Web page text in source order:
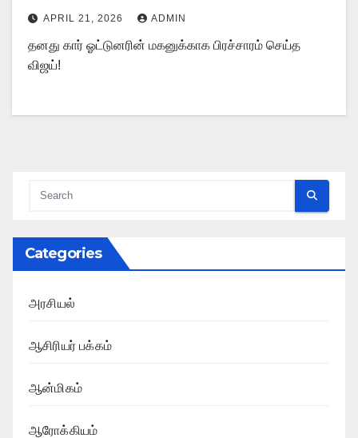
APRIL 21, 2026 ADMIN
தனது கார் ஓட்டுனரின் மகனுக்காக பிரச்சாரம் செய்த
விஜய்!
Categories
அரசியல்
ஆசிரியர் பக்கம்
ஆன்மிகம்
ஆரோக்கியம்